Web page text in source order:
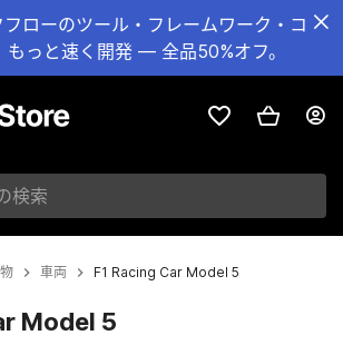
ローのツール・フレームワーク・コ
もっと速く開発 — 全品50%オフ。
車両 F1 Racing Car Model 5
Model 5